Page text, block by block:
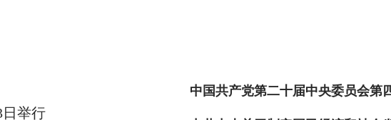
日举行
中国共产党第二十届中央委员会第